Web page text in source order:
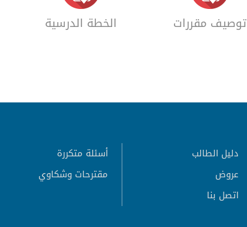
توصيف مقررات الخطة الدرسية
دليل الطالب أسئلة متكررة
عروض
مقترحات وشكاوي
اتصل بنا